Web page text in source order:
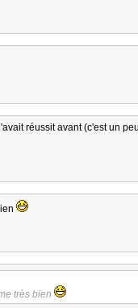
réussit avant (c'est un
très bien